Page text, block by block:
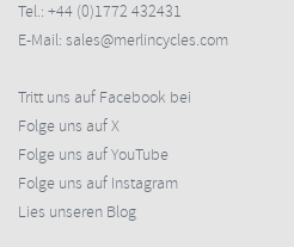
Tel.: +44 (0)1772 432431
E-Mail: sales@merlincycles.com
Tritt uns auf Facebook bei
Folge uns auf X
Folge uns auf YouTube
Folge uns auf Instagram
Lies unseren Blog